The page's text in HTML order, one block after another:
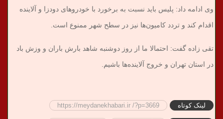
وی ادامه داد: پلیس باید نسبت به برخورد با خودروهای دودزا و آلاینده
اقدام کند و تردد کامیون‌ها نیز در سطح شهر ممنوع است.
تقی زاده گفت: احتمالا ما از روز دوشنبه شاهد بارش باران و وزش باد
در استان تهران و خروج آلاینده‌ها باشیم.
لینک کوتاه https://meydanekhabari.ir /?p=3669